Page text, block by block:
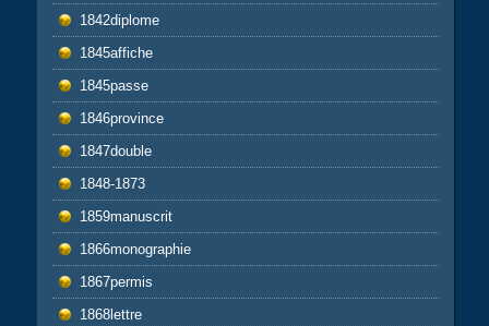
1842diplome
1845affiche
1845passe
1846province
1847double
1848-1873
1859manuscrit
1866monographie
1867permis
1868lettre